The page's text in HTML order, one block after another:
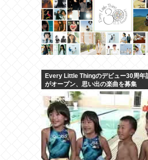
Every Little Thingのデビュー30周年
がオープン、思い出の楽曲を募集